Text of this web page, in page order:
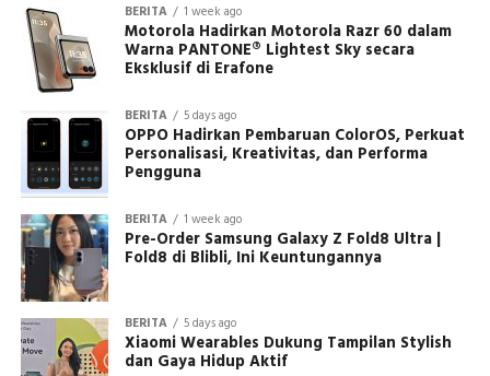
BERITA 1 week ago
Motorola Hadirkan Motorola Razr 60 dalam
Warna PANTONE® Lightest Sky secara
Eksklusif di Erafone
BERITA 5 days ago
OPPO Hadirkan Pembaruan ColorOS, Perkuat
Personalisasi, Kreativitas, dan Performa
Pengguna
BERITA 1 week ago
Pre-Order Samsung Galaxy Z Fold8 Ultra |
Fold8 di Blibli, Ini Keuntungannya
BERITA 5 days ago
Xiaomi Wearables Dukung Tampilan Stylish
dan Gaya Hidup Aktif